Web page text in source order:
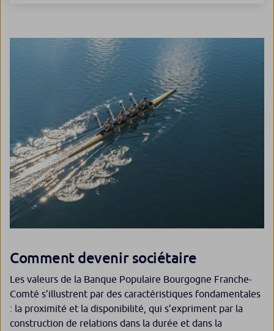
Comment devenir sociétaire
Les valeurs de la Banque Populaire Bourgogne Franche-
Comté s’illustrent par des caractéristiques fondamentales
: la proximité et la disponibilité, qui s’expriment par la
construction de relations dans la durée et dans la